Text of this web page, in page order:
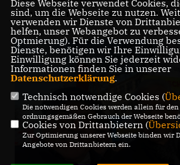
acht lassen. Das wäre
Diese Webseite verwendet Cookies,
sind, um die Webseite zu nutzen.
verwenden wir Dienste von
helfen, unser Webangebot zu
Optmierung). Für die Verwendung
Dienste, benötigen wir Ihre
Einwilligung können Sie jederzeit
Informationen finden Sie in unserer
Datenschutzerklärung.
Technisch notwendige Cookies (
Die notwendigen Cookies werden allein für den
ordnungsgemäßen Gebrauch der Webseite
Cookies von Drittanbietern (
Zur Optimierung unserer Webseite binden wir
Angebote von Drittanbietern ein.